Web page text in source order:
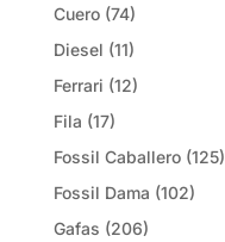
Cuero (74)
Diesel (11)
Ferrari (12)
Fila (17)
Fossil Caballero (125)
Fossil Dama (102)
Gafas (206)